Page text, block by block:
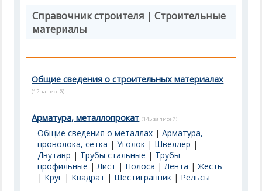
Справочник строителя | Строительные
материалы
Общие сведения о строительных материалах
(12 записей)
Арматура, металлопрокат (145 записей)
Общие сведения о металлах |Арматура,
проволока, сетка |Уголок | Швеллер |
Двутавр | Трубы стальные | Трубы
профильные |Лист | Полоса |Лента |Жесть
| Круг | Квадрат | Шестигранник | Рельсы